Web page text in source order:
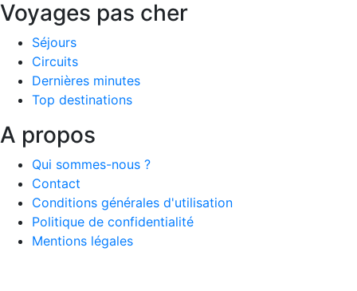
Voyages pas cher
Séjours
Circuits
Dernières minutes
Top destinations
A propos
Qui sommes-nous ?
Contact
Conditions générales d'utilisation
Politique de confidentialité
Mentions légales